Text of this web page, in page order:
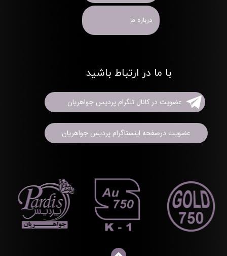
درباره ما
با ما در ارتباط باشید
عضویت در کانال تلگرام پردیس جواهریان
عضویت درصفحه اینستاگرام پردیس جواهریان